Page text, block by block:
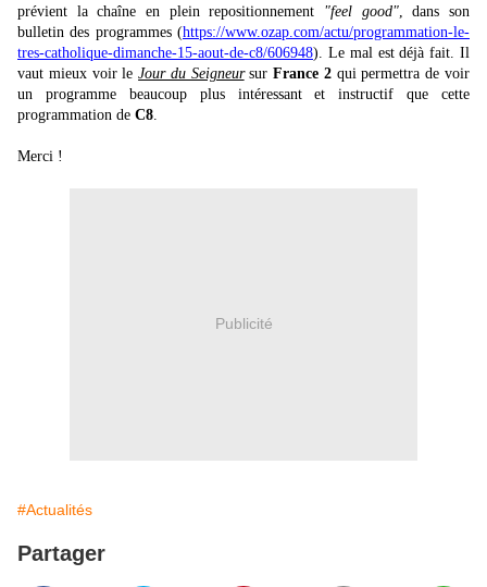
prévient la chaîne en plein repositionnement "feel good", dans son
bulletin des programmes (https://www.ozap.com/actu/programmation-le-
tres-catholique-dimanche-15-aout-de-c8/606948). Le mal est déjà fait. Il
vaut mieux voir leJour du SeigneursurFrance 2qui permettra de voir
un programme beaucoup plus intéressant et instructif que cette
programmation de C8
Merci !
Publicité
#Actualités
Partager